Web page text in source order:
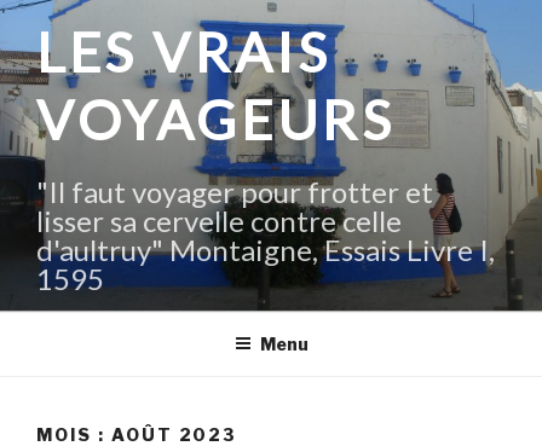
Aller
contenu
principal
LES VRAIS
VOYAGEURS
"Il faut voyager pour frotter et
lisser sa cervelle contre celle
d'aultruy" Montaigne, Essais Livre I,
1595
Menu
MOIS : AOÛT 2023